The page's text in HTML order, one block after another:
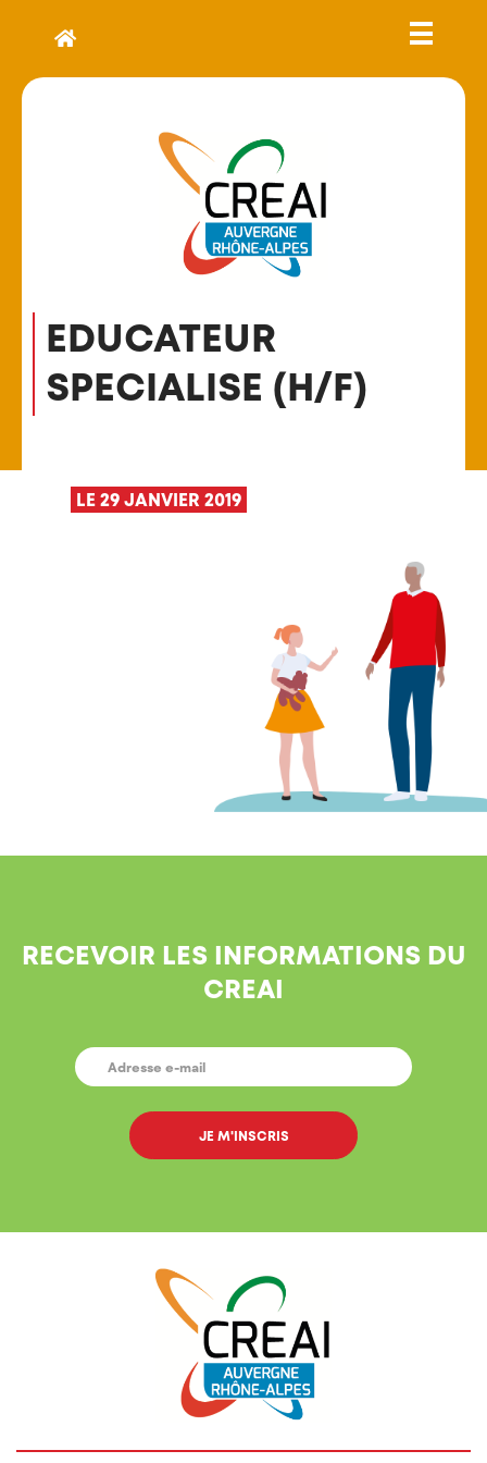
EDUCATEUR
SPECIALISE (H/F)
LE 29 JANVIER 2019
RECEVOIR LES INFORMATIONS DU
CREAI
E-
MAIL *